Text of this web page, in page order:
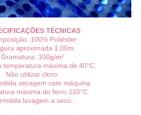
TÉCNICAS
100% Poliéster
aproximada 1,00m.
Gramatura: 100g/m²
temperatura máxima de 40°C.
Não utilizar cloro.
secagem com máquina.
máxima do ferro 110°C.
lavagem a seco.